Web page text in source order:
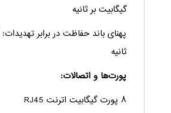
گیگابیت بر ثانیه
ثانیه
پورت‌ها و اتصالات:
۸ پورت گیگابیت اترنت RJ45